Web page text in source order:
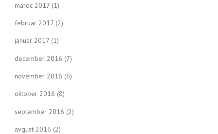
marec 2017 (1)
februar 2017 (2)
januar 2017 (1)
december 2016 (7)
november 2016 (6)
oktober 2016 (8)
september 2016 (2)
avgust 2016 (2)